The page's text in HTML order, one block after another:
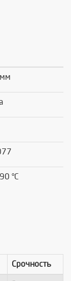
°C
Срочность